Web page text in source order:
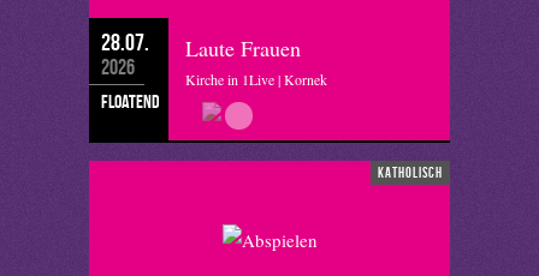
28.07.
2026
floatend
Laute Frauen
Kirche in 1Live | Kornek
katholisch